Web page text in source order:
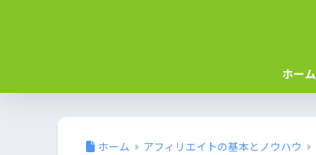
ホーム
ホーム アフィリエイトの基本とノウハウ